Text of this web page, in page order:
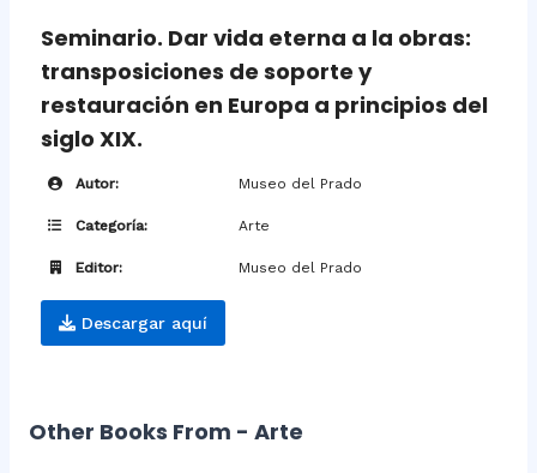
Seminario. Dar vida eterna a la obras:
transposiciones de soporte y
restauración en Europa a principios del
siglo XIX.
Autor: Museo del Prado
Categoría: Arte
Editor: Museo del Prado
Descargar aquí
Other Books From - Arte